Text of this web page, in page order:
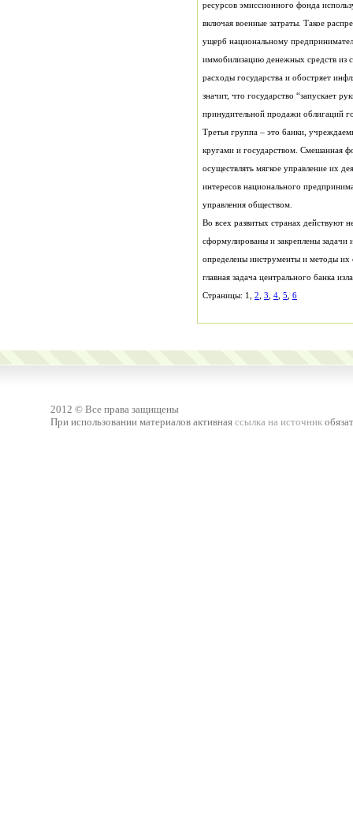
принудительной продажи облигаций
управления обществом.
Страницы: 1, 2 3 4 5 6
2012 © Все права защищены
При использовании материалов активная ссылка на источник